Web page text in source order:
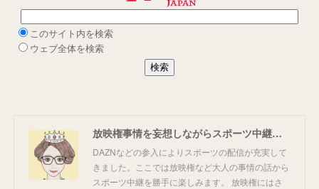
放映権事情を妄想しながらスポーツ中継を楽しむ
DAZNなどの参入によりスポーツの配信が充実して
きました。ここでは放映権など大人の事情の話から
スポーツ中継を勝手に楽しみます。 放映権にはさ